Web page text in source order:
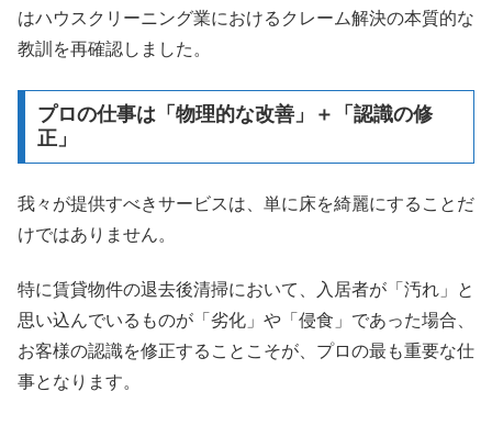
はハウスクリーニング業におけるクレーム解決の本質的な
教訓を再確認しました。
プロの仕事は「物理的な改善」＋「認識の修
正」
我々が提供すべきサービスは、単に床を綺麗にすることだ
けではありません。
特に賃貸物件の退去後清掃において、入居者が「汚れ」と
思い込んでいるものが「劣化」や「侵食」であった場合、
お客様の認識を修正することこそが、プロの最も重要な仕
事となります。